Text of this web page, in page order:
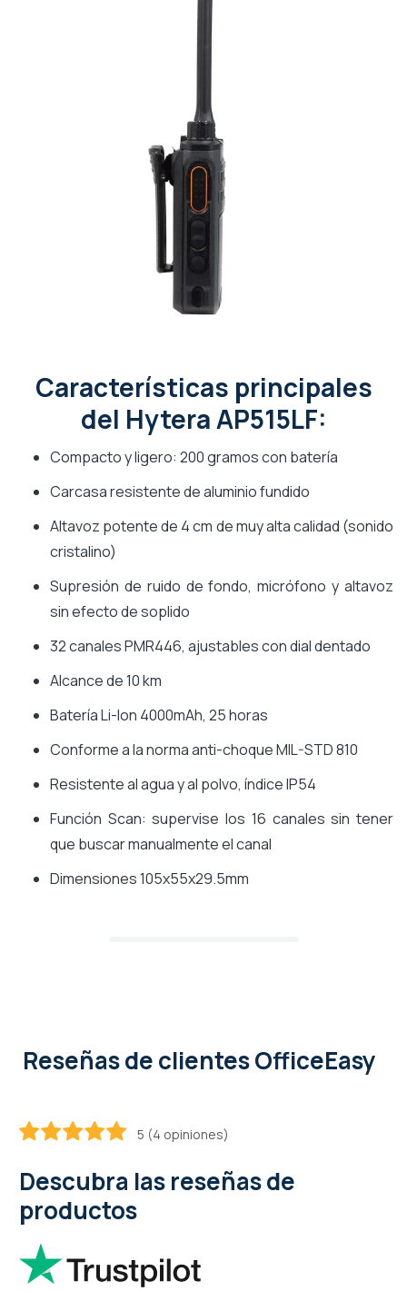
Características principales
del Hytera AP515LF:
Compacto y ligero: 200 gramos con batería
Carcasa resistente de aluminio fundido
Altavoz potente de 4 cm de muy alta calidad (sonido
cristalino)
Supresión de ruido de fondo, micrófono y altavoz
sin efecto de soplido
32 canales PMR446, ajustables con dial dentado
Alcance de 10 km
Batería Li-Ion 4000mAh, 25 horas
Conforme a la norma anti-choque MIL-STD 810
Resistente al agua y al polvo, índice IP54
Función Scan: supervise los 16 canales sin tener
que buscar manualmente el canal
Dimensiones 105x55x29.5mm
Reseñas de clientes OfficeEasy
5 (4 opiniones)
Descubra las reseñas de
productos